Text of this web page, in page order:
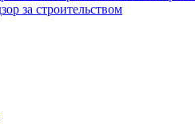
за строительством